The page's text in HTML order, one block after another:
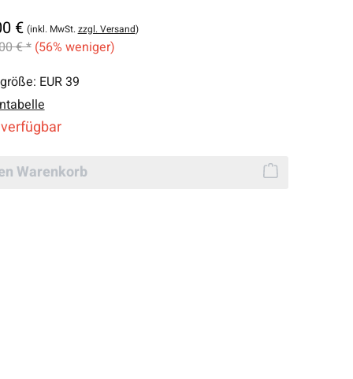
€ (inkl. MwSt.zzgl. Versand)
€ * (56% weniger)
EUR 39
Warenkorb